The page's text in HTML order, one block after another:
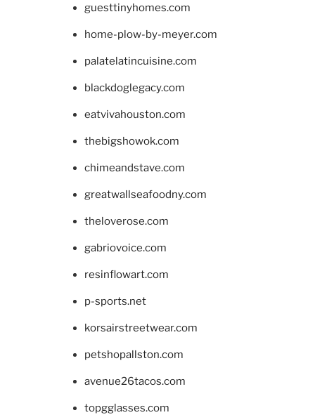
guesttinyhomes.com
home-plow-by-meyer.com
palatelatincuisine.com
blackdoglegacy.com
eatvivahouston.com
thebigshowok.com
chimeandstave.com
greatwallseafoodny.com
theloverose.com
gabriovoice.com
resinflowart.com
p-sports.net
korsairstreetwear.com
petshopallston.com
avenue26tacos.com
topgglasses.com